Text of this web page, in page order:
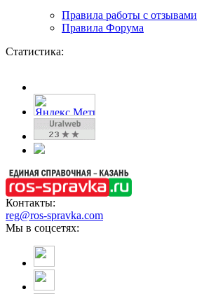
Правила работы с отзывами
Правила Форума
Статистика:
Контакты:
reg@ros-spravka.com
Мы в соцсетях: